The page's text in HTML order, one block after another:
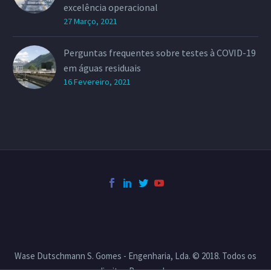
excelência operacional
27 Março, 2021
Perguntas frequentes sobre testes à COVID-19
em águas residuais
16 Fevereiro, 2021
Wase Dutschmann S. Gomes - Engenharia, Lda. © 2018. Todos os